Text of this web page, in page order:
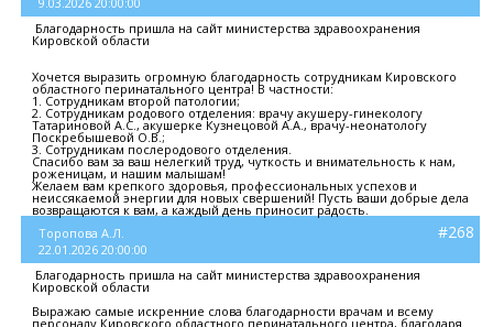
Благодарность пришла на сайт министерства здравоохранения
Кировской области
Хочется выразить огромную благодарность сотрудникам Кировского
областного перинатального центра! В частности:
1. Сотрудникам второй патологии;
2. Сотрудникам родового отделения: врачу акушеру-гинекологу
Татариновой А.С., акушерке Кузнецовой А.А., врачу-неонатологу
Поскребышевой О.В.;
3. Сотрудникам послеродового отделения.
Спасибо вам за ваш нелегкий труд, чуткость и внимательность к нам,
роженицам, и нашим малышам!
Желаем вам крепкого здоровья, профессиональных успехов и
неиссякаемой энергии для новых свершений! Пусть ваши добрые дела
возвращаются к вам, а каждый день приносит радость.
Торопова А.Л.
22.01.2026 20:00:00
#268
Благодарность пришла на сайт министерства здравоохранения
Кировской области
Выражаю самые искренние слова благодарности врачам и всему
персоналу Кировского областного перинатального центра, благодаря